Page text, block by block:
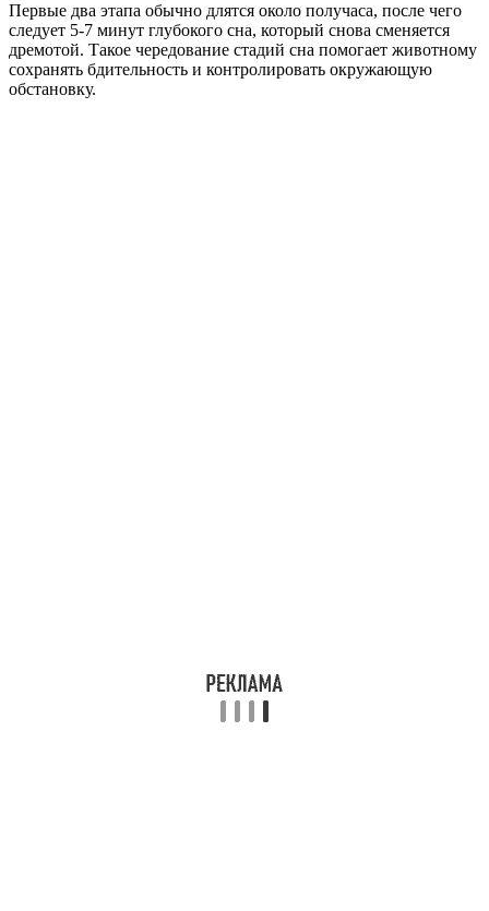
Первые два этапа обычно длятся около получаса, после чего
следует 5-7 минут глубокого сна, который снова сменяется
дремотой. Такое чередование стадий сна помогает животному
сохранять бдительность и контролировать окружающую
обстановку.